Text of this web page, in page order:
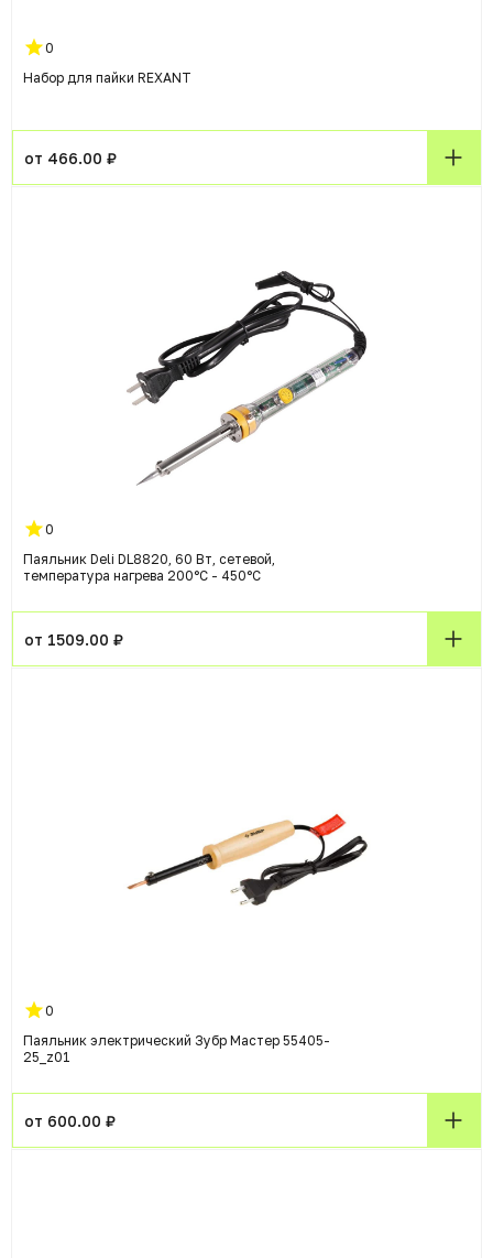
0
Набор для пайки REXANT
от 466.00 ₽
0
Паяльник Deli DL8820, 60 Вт, сетевой,
температура нагрева 200°C - 450°C
от 1509.00 ₽
0
Паяльник электрический Зубр Мастер 55405-
25_z01
от 600.00 ₽